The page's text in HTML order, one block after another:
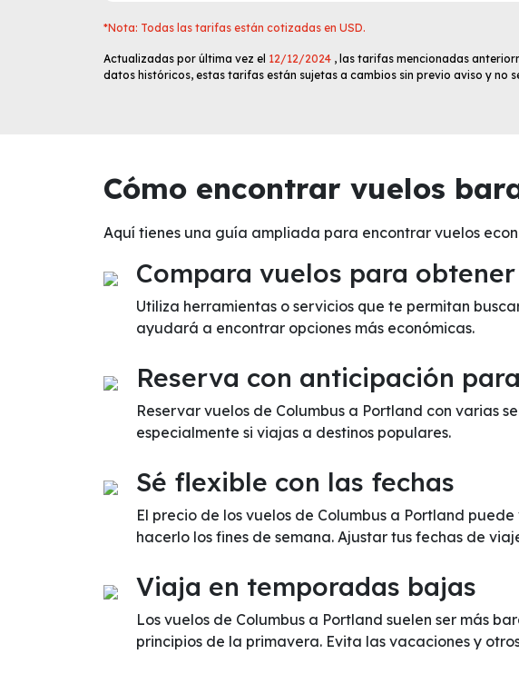
*Nota: Todas las tarifas están cotizadas en USD.
Actualizadas por última vez el 12/12/2024 , las tarifas mencionadas
datos históricos, estas tarifas están sujetas a cambios sin previo aviso y no
Cómo encontrar vuelos
Aquí tienes una guía ampliada para encontrar vuelos
Compara vuelos para
Utiliza herramientas o servicios que te permitan
ayudará a encontrar opciones más económicas.
Reserva con anticipación
Reservar vuelos de Columbus a Portland con varias
especialmente si viajas a destinos populares.
Sé flexible con las fechas
El precio de los vuelos de Columbus a Portland
hacerlo los fines de semana. Ajustar tus fechas de
Viaja en temporadas bajas
Los vuelos de Columbus a Portland suelen ser más
principios de la primavera. Evita las vacaciones y